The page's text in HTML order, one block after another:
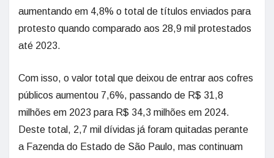
aumentando em 4,8% o total de títulos enviados para
protesto quando comparado aos 28,9 mil protestados
até 2023.
Com isso, o valor total que deixou de entrar aos cofres
públicos aumentou 7,6%, passando de R$ 31,8
milhões em 2023 para R$ 34,3 milhões em 2024.
Deste total, 2,7 mil dívidas já foram quitadas perante
a Fazenda do Estado de São Paulo, mas continuam